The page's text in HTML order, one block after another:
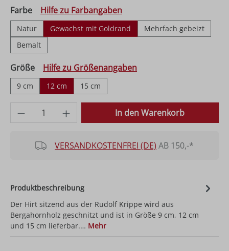
Farbeauswählen
Hilfe zu Farbangaben
Natur Gewachst mit Goldrand
Mehrfach gebeizt
Bemalt
Größeauswählen
Hilfe zu Größenangaben
9 cm 12 cm 15 cm
Produkt Anzahl: Gib den gewünschten
In den Warenkorb
VERSANDKOSTENFREI (DE) AB 150,-*
Produktbeschreibung
Der Hirt sitzend aus der Rudolf Krippe wird aus
Bergahornholz geschnitzt und ist in Größe 9 cm, 12 cm
und 15 cm lieferbar.… Mehr